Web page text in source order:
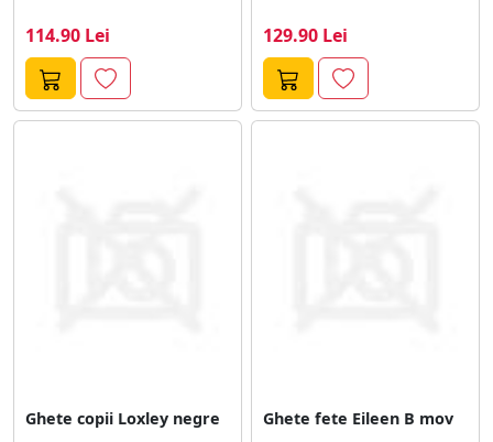
114.90 Lei 129.90 Lei
Ghete copii Loxley negre Ghete fete Eileen B mov